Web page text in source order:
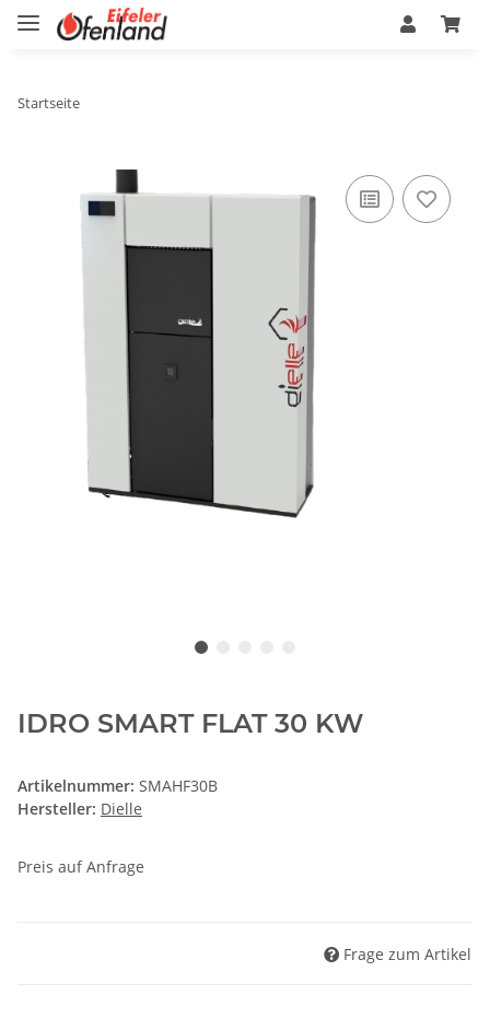
Startseite
IDRO SMART FLAT 30 KW
Artikelnummer: SMAHF30B
Hersteller: Dielle
Preis auf Anfrage
Frage zum Artikel